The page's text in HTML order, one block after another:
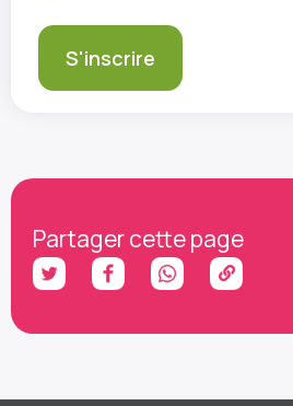
Partager cette page